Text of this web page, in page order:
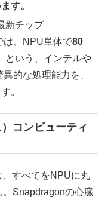
す。
新チップ
は、NPU単体で80
という、インテルや
的な処理能力を、
。
コンピューティ
すべてをNPUに丸
Snapdragonの心臓